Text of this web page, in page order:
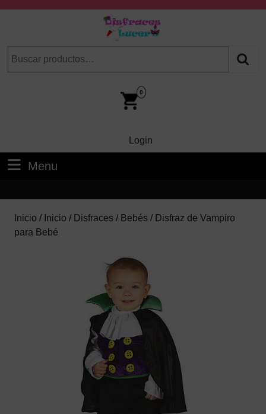
Cuando hay resultados autocompletados, puedes utilizar
0
LoginLogin
Menu
Inicio / Inicio / Disfraces / Bebés / Disfraz de Vampiro
para Bebé